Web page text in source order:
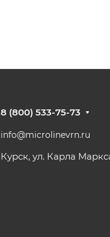
8 (800) 533-75-73
info@microlinevrn.ru
Курск, ул. Карла